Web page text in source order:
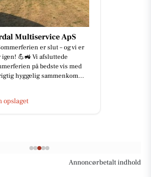
Multiservice ApS
er slut – og vi er
igen! 💪🚜 Vi afsluttede
på bedste vis med
hyggelig sammenkom...
opslaget
Annoncørbetalt indhold